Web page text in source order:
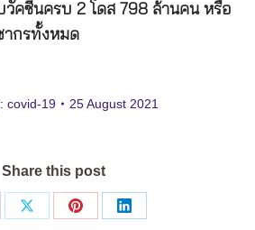
วัคซีนครบ 2 โดส 798 ล้านคน หรือ
ากรทั้งหมด
covid-19 25 August 2021
Share this post
Share
Share
Share